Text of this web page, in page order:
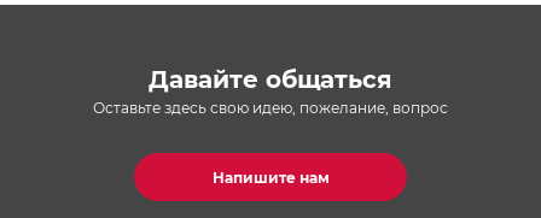
Давайте общаться
Оставьте здесь свою идею, пожелание, вопрос
Напишите нам